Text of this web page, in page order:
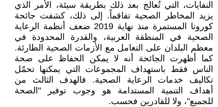
النفايات، التي تُعالج بعد ذلك بطريقة سيئة، الأمر الذي
يزيد المخاطر الصحية تفاقماً. إلى ذلك، كشفت جائحة
كورونا المستمرة منذ نهاية 2019 ضعف أنظمة الرعاية
الصحية في المنطقة العربية، والقدرة المحدودة في
معظم البلدان على التعامل مع الأزمات الصحية الطارئة.
كما أظهرت الجائحة أنه لا يمكن الحفاظ على صحة
الناس فقط باستهداف المجموعات التي يمكنها تحمّل
تكاليف خدمات الرعاية الصحية. فالهدف الثالث من
أهداف التنمية المستدامة هو وجوب توفير "الصحة
للجميع"، ولا للقادرين فحسب.